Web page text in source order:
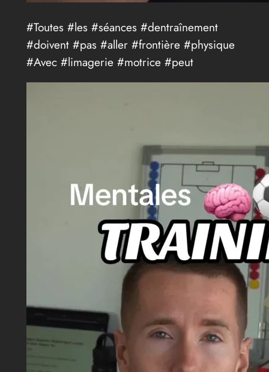
#Toutes #les #séances #dentraînement
#doivent #pas #aller #frontière #physique
#Avec #limagerie #motrice #peut